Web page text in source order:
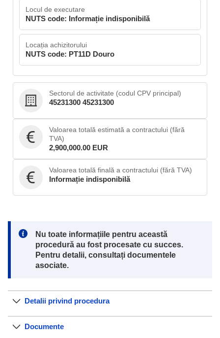
Locul de executare
NUTS code: Informație indisponibilă
Locația achizitorului
NUTS code: PT11D Douro
Sectorul de activitate (codul CPV principal)
45231300 45231300
Valoarea totală estimată a contractului (fără
TVA)
2,900,000.00 EUR
Valoarea totală finală a contractului (fără TVA)
Informație indisponibilă
Note:
Nu toate informațiile pentru această
procedură au fost procesate cu succes.
Pentru detalii, consultați documentele
asociate.
Detalii privind procedura
Documente